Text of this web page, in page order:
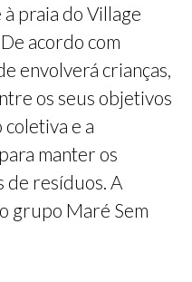
praia do Village
acordo com
envolverá crianças,
os seus objetivos
e a
manter os
de resíduos. A
grupo Maré Sem